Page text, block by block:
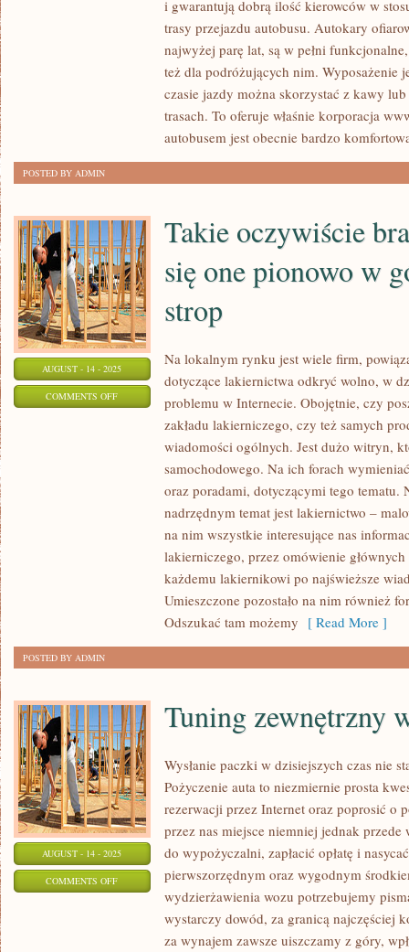
WĘDRÓWKI,
SYMPATYKÓW
WAKACYJNYCH,
I
NIE
i gwarantują dobrą ilość kierowców w
trasy przejazdu autobusu. Autokary
najwyżej parę lat, są w pełni
też dla podróżujących nim. Wyposażenie
czasie jazdy można skorzystać z kawy
trasach. To oferuje właśnie korporacja
autobusem jest obecnie bardzo
POSTED BY ADMIN
AUGUST - 14 - 2025
COMMENTS OFFON
OTWIERAJĄ
DANY
STROP
Takie oczywiście
się one pionowo w
strop
Na lokalnym rynku jest wiele firm,
dotyczące lakiernictwa odkryć wolno, w
problemu w Internecie. Obojętnie, czy
zakładu lakierniczego, czy też samych
wiadomości ogólnych. Jest dużo witryn,
samochodowego. Na ich forach
oraz poradami, dotyczącymi tego
nadrzędnym temat jest lakiernictwo –
na nim wszystkie interesujące nas
lakierniczego, przez omówienie
każdemu lakiernikowi po najświeższe
Umieszczone pozostało na nim również
Odszukać tam możemy [ Read More ]
POSTED BY ADMIN
AUGUST - 14 - 2025
COMMENTS OFFON
ZEWNĘTRZNY
Tuning zewnętrzny
Wysłanie paczki w dzisiejszych czas nie
Pożyczenie auta to niezmiernie prosta
rezerwacji przez Internet oraz poprosić o
przez nas miejsce niemniej jednak
do wypożyczalni, zapłacić opłatę i
pierwszorzędnym oraz wygodnym
wydzierżawienia wozu potrzebujemy
wystarczy dowód, za granicą najczęściej
za wynajem zawsze uiszczamy z góry,